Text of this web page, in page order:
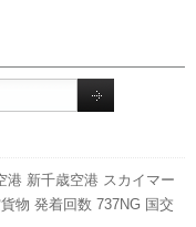
港 新千歳空港 スカイマー
物 発着回数 737NG 国交